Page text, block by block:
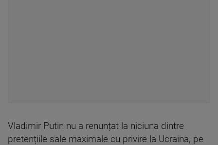
Vladimir Putin nu a renunțat la niciuna dintre
pretențiile sale maximale cu privire la Ucraina, pe